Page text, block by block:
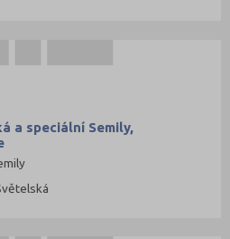
a speciální Semily,